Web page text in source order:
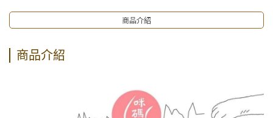
商品介紹
商品介紹